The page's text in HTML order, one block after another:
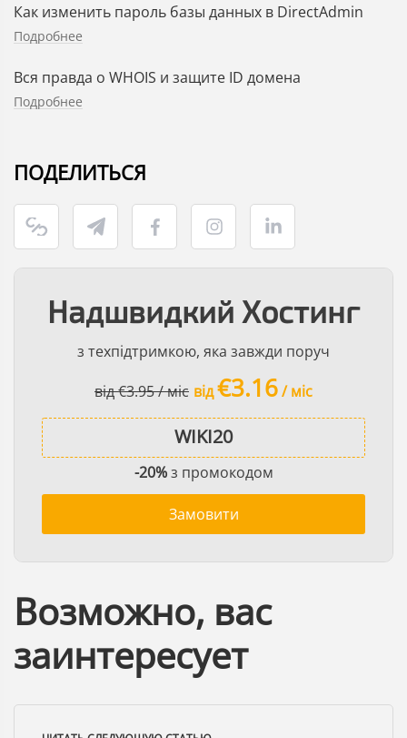
Как изменить пароль базы данных в DirectAdmin
Подробнее
Вся правда о WHOIS и защите ID домена
Подробнее
ПОДЕЛИТЬСЯ
Надшвидкий Хостинг
з техпідтримкою, яка завжди поруч
від €3.95 / міс від€3.16/ міс
-20%з промокодом
Замовити
Возможно, вас
заинтересует